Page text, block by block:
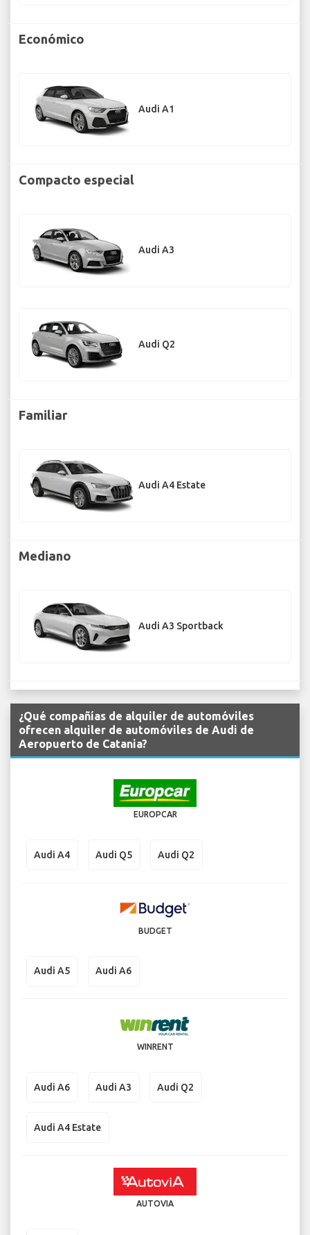
Económico
Audi A1
Compacto especial
Audi A3
Audi Q2
Familiar
Audi A4 Estate
Mediano
Audi A3 Sportback
¿Qué compañías de alquiler de automóviles
ofrecen alquiler de automóviles de Audi de
Aeropuerto de Catania?
EUROPCAR
Audi A4 Audi Q5 Audi Q2
BUDGET
Audi A5 Audi A6
WINRENT
Audi A6 Audi A3 Audi Q2
Audi A4 Estate
AUTOVIA